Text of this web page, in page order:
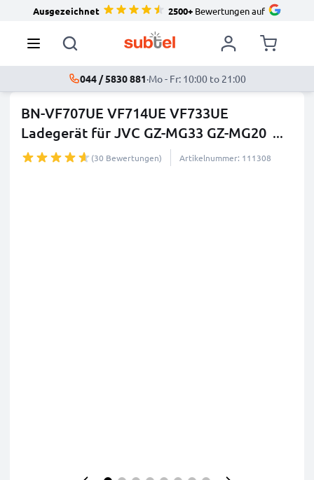
Ausgezeichnet 2500+Bewertungen auf
044 / 5830 881·Mo - Fr: 10:00 to 21:00
BN-VF707UE VF714UE VF733UE
Ladegerät für JVC GZ-MG33 GZ-MG20 ...
mehr
(30 Bewertungen) Artikelnummer: 111308